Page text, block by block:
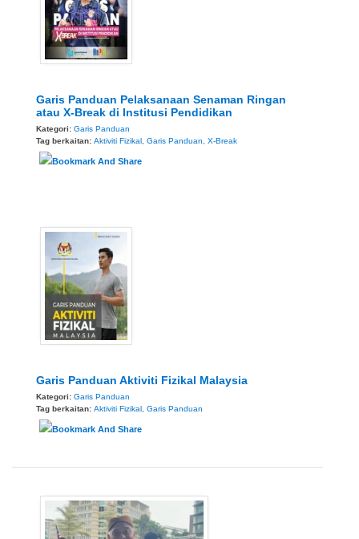
Garis Panduan Pelaksanaan Senaman Ringan
atau X-Break di Institusi Pendidikan
Kategori: Garis Panduan
Tag berkaitan: Aktiviti Fizikal, Garis Panduan, X-Break
Garis Panduan Aktiviti Fizikal Malaysia
Kategori: Garis Panduan
Tag berkaitan: Aktiviti Fizikal Garis Panduan